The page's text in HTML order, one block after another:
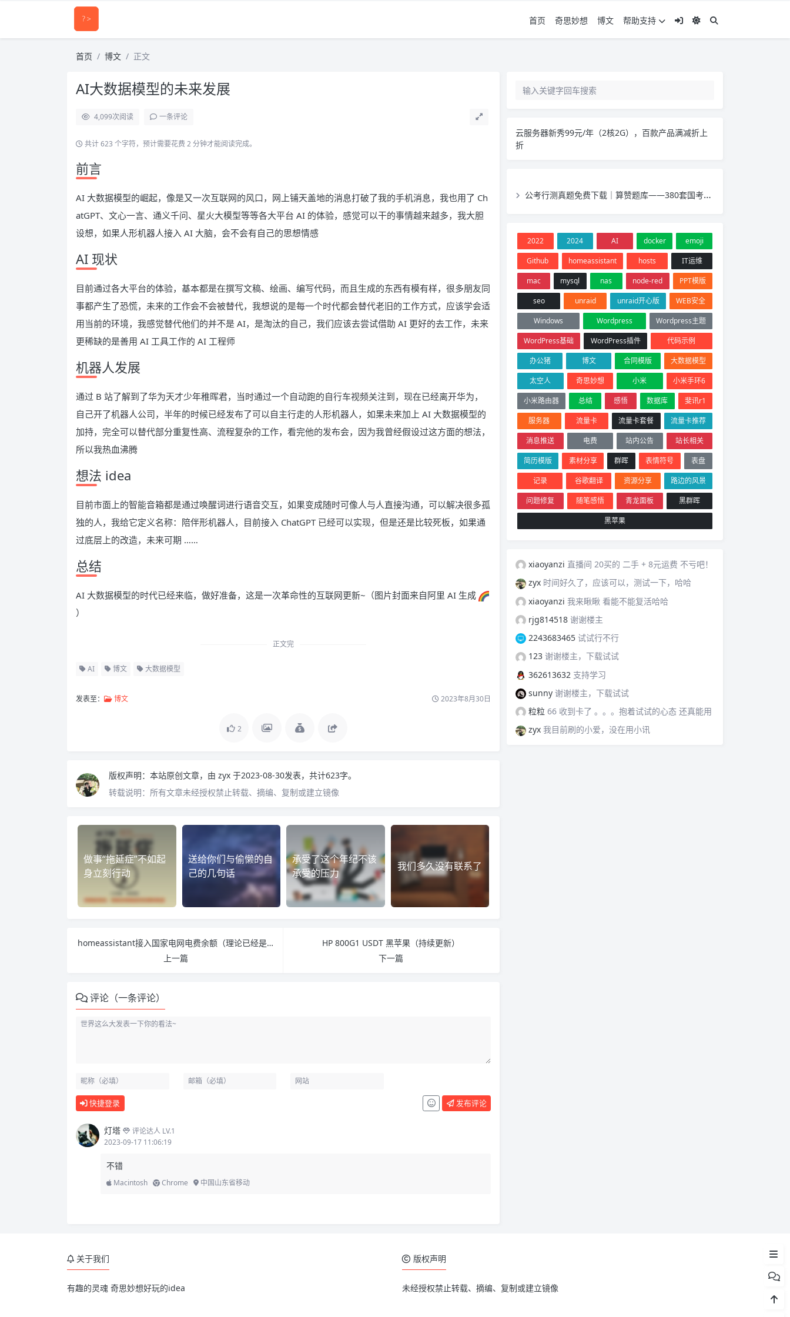
首页 奇思妙想 博文 帮助支持
首页 博文 正文
AI大数据模型的未来发展
4,099次阅读 一条评论
共计 623 个字符，预计需要花费 2 分钟才能阅读完成。
前言
AI 大数据模型的崛起，像是又一次互联网的风口，网上铺天盖地的消息打破了我的手机消息，我也用了 Ch
atGPT、文心一言、通义千问、星火大模型等等各大平台 AI 的体验，感觉可以干的事情越来越多，我大胆
设想，如果人形机器人接入 AI 大脑，会不会有自己的思想情感
AI 现状
目前通过各大平台的体验，基本都是在撰写文稿、绘画、编写代码，而且生成的东西有模有样，很多朋友同
事都产生了恐慌，未来的工作会不会被替代，我想说的是每一个时代都会替代老旧的工作方式，应该学会适
用当前的环境，我感觉替代他们的并不是 AI，是淘汰的自己，我们应该去尝试借助 AI 更好的去工作，未来
更稀缺的是善用 AI 工具工作的 AI 工程师
机器人发展
通过 B 站了解到了华为天才少年稚晖君，当时通过一个自动跑的自行车视频关注到，现在已经离开华为，
自己开了机器人公司，半年的时候已经发布了可以自主行走的人形机器人，如果未来加上 AI 大数据模型的
加持，完全可以替代部分重复性高、流程复杂的工作，看完他的发布会，因为我曾经假设过这方面的想法，
所以我热血沸腾
想法 idea
目前市面上的智能音箱都是通过唤醒词进行语音交互，如果变成随时可像人与人直接沟通，可以解决很多孤
独的人，我给它定义名称：陪伴形机器人，目前接入 ChatGPT 已经可以实现，但是还是比较死板，如果通
过底层上的改造，未来可期 ……
总结
AI 大数据模型的时代已经来临，做好准备，这是一次革命性的互联网更新~（图片封面来自阿里 AI 生成
）
正文完
AI 博文 大数据模型
发表至： 博文 2023年8月30日
2
版权声明： 本站原创文章，由 zyx 于2023-08-30发表，共计623字。
转载说明： 所有文章未经授权禁止转载、摘编、复制或建立镜像
做事“拖延症”不如起
身立刻行动
送给你们与偷懒的自
己的几句话
承受了这个年纪不该
承受的压力
我们多久没有联系了
homeassistant接入国家电网电费余额（理论已经是支持全国）
上一篇
HP 800G1 USDT 黑苹果（持续更新）
下一篇
评论（一条评论）
快捷登录 发布评论
灯塔
评论达人 LV.1
2023-09-17 11:06:19
不错
Macintosh Chrome 中国山东省移动
云服务器新秀99元/年（2核2G），百款产品满减折上
折
公考行测真题免费下载｜算赞题库——380套国考省考真题PDF，覆盖2017-2026年
2022 2024 AI docker
emoji
Github
homeassistant hosts
IT运维
mac
mysql nas node-red
PPT模版
seo
unraid unraid开心版
WEB安全
Windows
Wordpress
Wordpress主题
WordPress基础
WordPress插件
代码示例
办公猪
博文 合同模版
大数据模型
太空人
奇思妙想 小米
小米手环6
小米路由器
总结 感悟 数据库
斐讯r1
服务器
流量卡 流量卡套餐
流量卡推荐
消息推送
电费 站内公告
站长相关
简历模版
素材分享 群晖 表情符号
表盘
记录
谷歌翻译 资源分享
路边的风景
问题修复
随笔感悟 青龙面板
黑群晖
黑苹果
xiaoyanzi 直播间 20买的 二手 + 8元运费 不亏吧！
zyx 时间好久了，应该可以，测试一下，哈哈
xiaoyanzi 我来瞅瞅 看能不能复活哈哈
rjg814518 谢谢楼主
2243683465 试试行不行
123 谢谢楼主，下载试试
362613632 支持学习
sunny 谢谢楼主，下载试试
粒粒 66 收到卡了 。。。抱着试试的心态 还真能用
zyx 我目前刷的小爱，没在用小讯
关于我们
有趣的灵魂 奇思妙想好玩的idea
版权声明
未经授权禁止转载、摘编、复制或建立镜像